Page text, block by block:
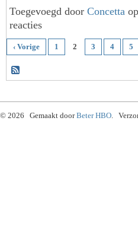
Toegevoegd door Concetta
reacties
‹ Vorige 1 2 3 4 5
© 2026 Gemaakt doorBeter HBO.